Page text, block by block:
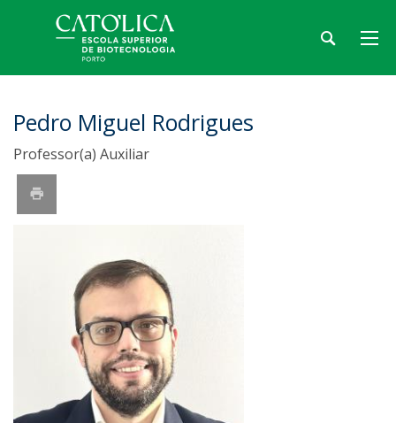
Pedro Miguel Rodrigues
Professor(a) Auxiliar